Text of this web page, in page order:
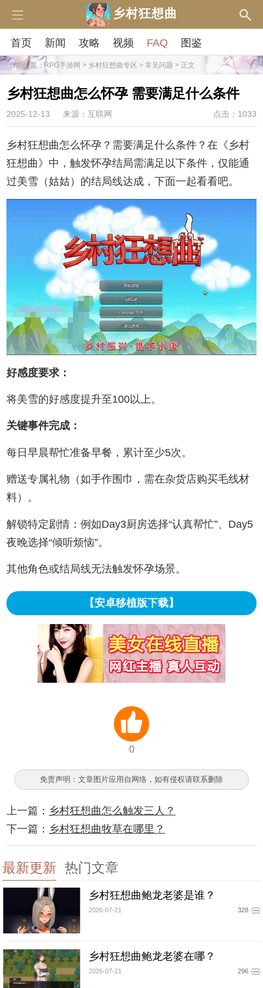
乡村狂想曲
首页 新闻 攻略 视频 FAQ 图鉴
当前位置：RPG手游网 > 乡村狂想曲专区 > 常见问题 > 正文
乡村狂想曲怎么怀孕 需要满足什么条件
2025-12-13 来源：互联网 点击：1033
乡村狂想曲怎么怀孕？需要满足什么条件？在《乡村
狂想曲》中，触发怀孕结局需满足以下条件，仅能通
过美雪（姑姑）的结局线达成‌，下面一起看看吧。
好感度要求‌：
将美雪的好感度提升至100以上。‌‌
关键事件完成‌：
每日早晨帮忙准备早餐，累计至少5次。‌‌
赠送专属礼物（如手作围巾，需在杂货店购买毛线材
料）。‌‌
解锁特定剧情：例如Day3厨房选择“认真帮忙”、Day5
夜晚选择“倾听烦恼”。‌‌
其他角色或结局线无法触发怀孕场景。
【安卓移植版下载】
0
免责声明：文章图片应用自网络，如有侵权请联系删除
上一篇： 乡村狂想曲怎么触发三人？
下一篇： 乡村狂想曲牧草在哪里？
最新更新 热门文章
乡村狂想曲鲍龙老婆是谁？
2026-07-21 328
乡村狂想曲鲍龙老婆在哪？
2026-07-21 296